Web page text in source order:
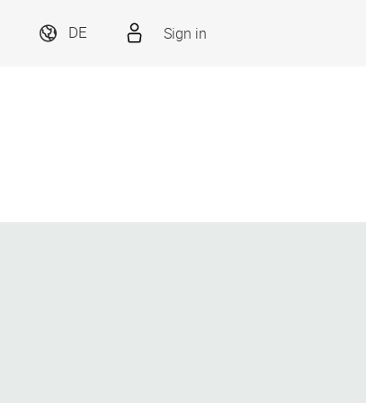
DE Sign in